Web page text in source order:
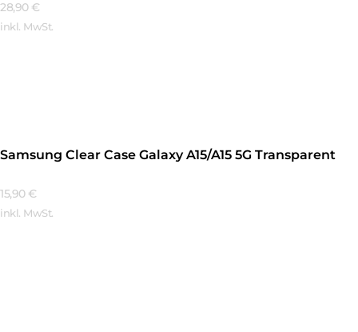
28,90 €
inkl. MwSt.
Samsung Clear Case Galaxy A15/A15 5G Transparent
15,90 €
inkl. MwSt.